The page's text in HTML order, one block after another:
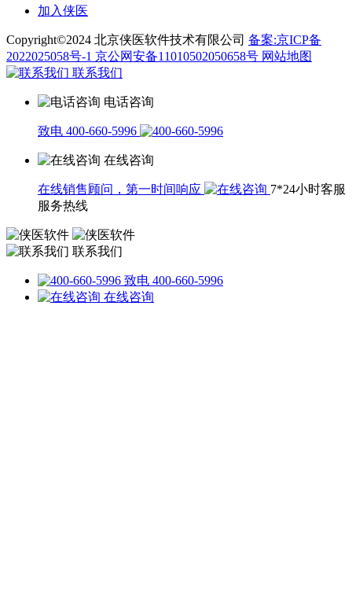
加入侠医
Copyright©2024 北京侠医软件技术有限公司 备案:京ICP备
2022025058号-1 京公网安备11010502050658号 网站地图
联系我们
电话咨询
致电 400-660-5996
在线咨询
在线销售顾问，第一时间响应
7*24小时客服
服务热线
联系我们
致电 400-660-5996
在线咨询